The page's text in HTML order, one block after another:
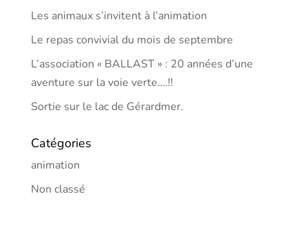
Les animaux s’invitent à l’animation
Le repas convivial du mois de septembre
L’association « BALLAST » : 20 années d’une
aventure sur la voie verte….!!
Sortie sur le lac de Gérardmer.
Catégories
animation
Non classé